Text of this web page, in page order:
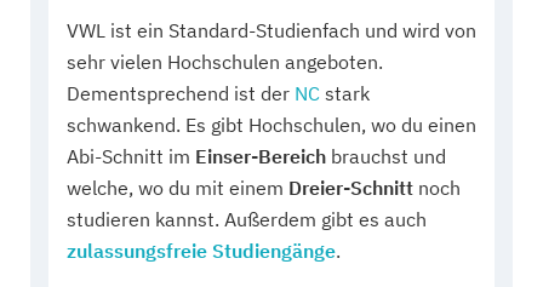
VWL ist ein Standard-Studienfach und wird von
sehr vielen Hochschulen angeboten.
Dementsprechend ist der NC stark
schwankend. Es gibt Hochschulen, wo du einen
Abi-Schnitt im Einser-Bereich brauchst und
welche, wo du mit einem Dreier-Schnitt noch
studieren kannst. Außerdem gibt es auch
zulassungsfreie Studiengänge.